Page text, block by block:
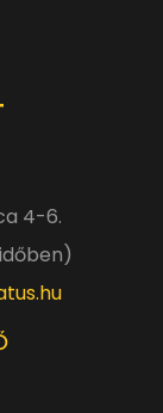
4-6.